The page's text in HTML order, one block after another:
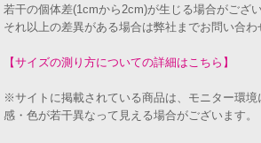
若干の個体差(1cmから2cm)が生じる場合がござい
それ以上の差異がある場合は弊社までお問い合わ
【サイズの測り方についての詳細はこちら】
※サイトに掲載されている商品は、モニター環
感・色が若干異なって見える場合がございます。